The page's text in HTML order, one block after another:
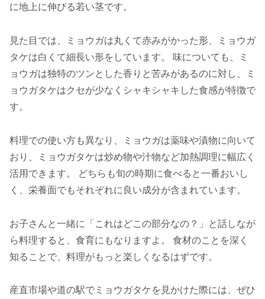
に地上に伸びる若い茎です。
見た目では、ミョウガは丸くて赤みがかった形、ミョウガ
タケは白くて細長い形をしています。 味についても、ミ
ョウガは独特のツンとした香りと苦みがあるのに対し、ミ
ョウガタケはクセが少なくシャキシャキした食感が特徴で
す。
料理での使い方も異なり、ミョウガは薬味や漬物に向いて
おり、ミョウガタケは炒め物や汁物など加熱調理に幅広く
活用できます。 どちらも旬の時期に食べると一番おいし
く、栄養面でもそれぞれに良い成分が含まれています。
お子さんと一緒に「これはどこの部分なの？」と話しなが
ら料理すると、食育にもなりますよ。 食材のことを深く
知ることで、料理がもっと楽しくなるはずです。
産直市場や道の駅でミョウガタケを見かけた際には、ぜひ